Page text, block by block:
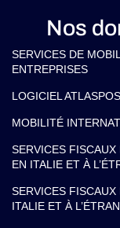
Nos
SERVICES DE
ENTREPRISES
LOGICIEL
MOBILITÉ
SERVICES
EN ITALIE ET À
SERVICES
ITALIE ET À